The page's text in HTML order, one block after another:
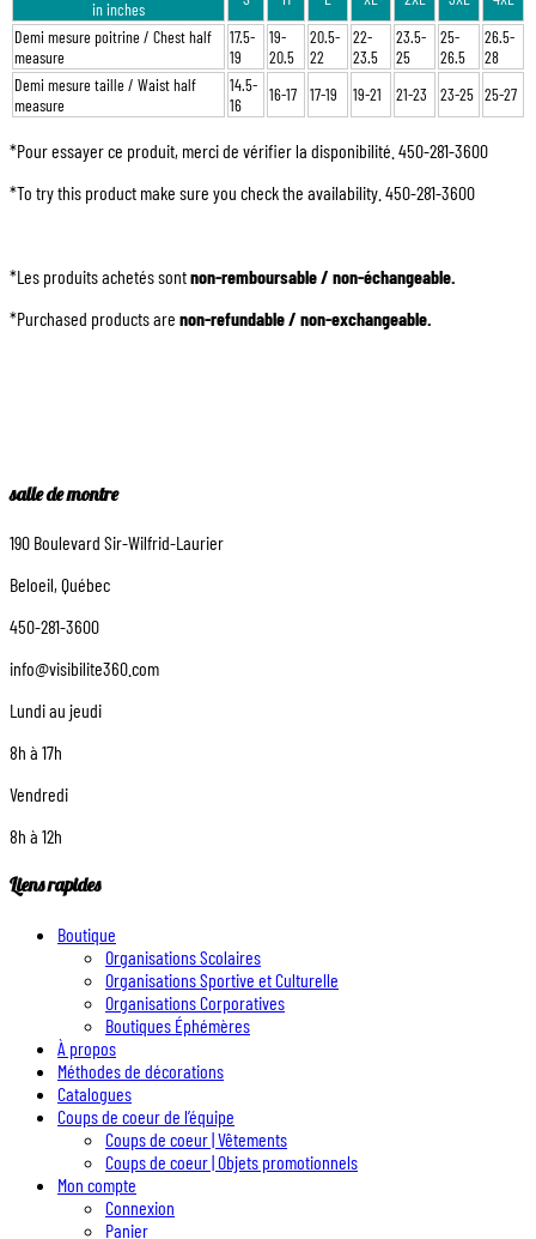
in inches
Demi mesure poitrine / Chest half
measure
17.5-
19
19-
20.5
20.5-
22
22-
23.5
23.5-
25
25-
26.5
26.5-
28
Demi mesure taille / Waist half
measure
14.5-
16
16-17 17-19 19-21 21-23 23-25 25-27
*Pour essayer ce produit, merci de vérifier la disponibilité. 450-281-3600
*To try this product make sure you check the availability. 450-281-3600
*Les produits achetés sontnon-remboursable / non-échangeable.
*Purchased products are non-refundable / non-exchangeable.
salle de montre
190 Boulevard Sir-Wilfrid-Laurier
Beloeil, Québec
450-281-3600
info@visibilite360.com
Lundi au jeudi
8h à 17h
Vendredi
8h à 12h
Liens rapides
Boutique
Organisations Scolaires
Organisations Sportive et Culturelle
Organisations Corporatives
Boutiques Éphémères
À propos
Méthodes de décorations
Catalogues
Coups de coeur de l’équipe
Coups de coeur | Vêtements
Coups de coeur | Objets promotionnels
Mon compte
Connexion
Panier